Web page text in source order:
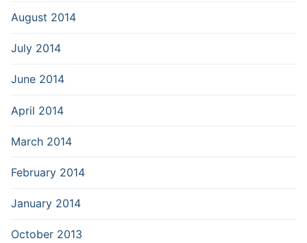
August 2014
July 2014
June 2014
April 2014
March 2014
February 2014
January 2014
October 2013